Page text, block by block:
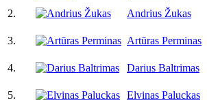
2.
Andrius Žukas
3.
Artūras Perminas
4.
Darius Baltrimas
5.
Elvinas Paluckas